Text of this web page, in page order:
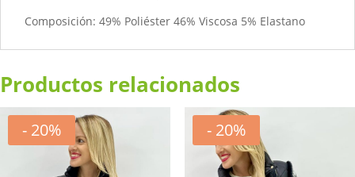
Composición: 49% Poliéster 46% Viscosa 5% Elastano
Productos relacionados
- 20% - 20%